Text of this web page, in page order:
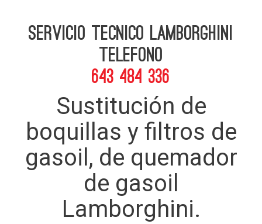
Servicio Tecnico Lamborghini
telefono
643 484 336
Sustitución de
boquillas y filtros de
gasoil, de quemador
de gasoil
Lamborghini.